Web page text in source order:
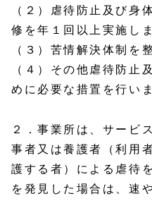
（２）虐待防止及び身
修を年１回以上実施し
（３）苦情解決体制を
（４）その他虐待防止
めに必要な措置を行い
２．事業所は、サービ
事者又は養護者（利用
護する者）による虐待
を発見した場合は、速